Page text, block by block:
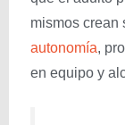
mismos crean
autonomía,
en equipo y